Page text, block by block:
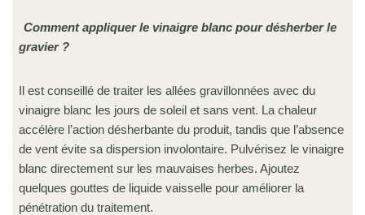
Comment appliquer le vinaigre blanc pour désherber le
gravier ?
Il est conseillé de traiter les allées gravillonnées avec du
vinaigre blanc les jours de soleil et sans vent. La chaleur
accélère l’action désherbante du produit, tandis que l’absence
de vent évite sa dispersion involontaire. Pulvérisez le vinaigre
blanc directement sur les mauvaises herbes. Ajoutez
quelques gouttes de liquide vaisselle pour améliorer la
pénétration du traitement.